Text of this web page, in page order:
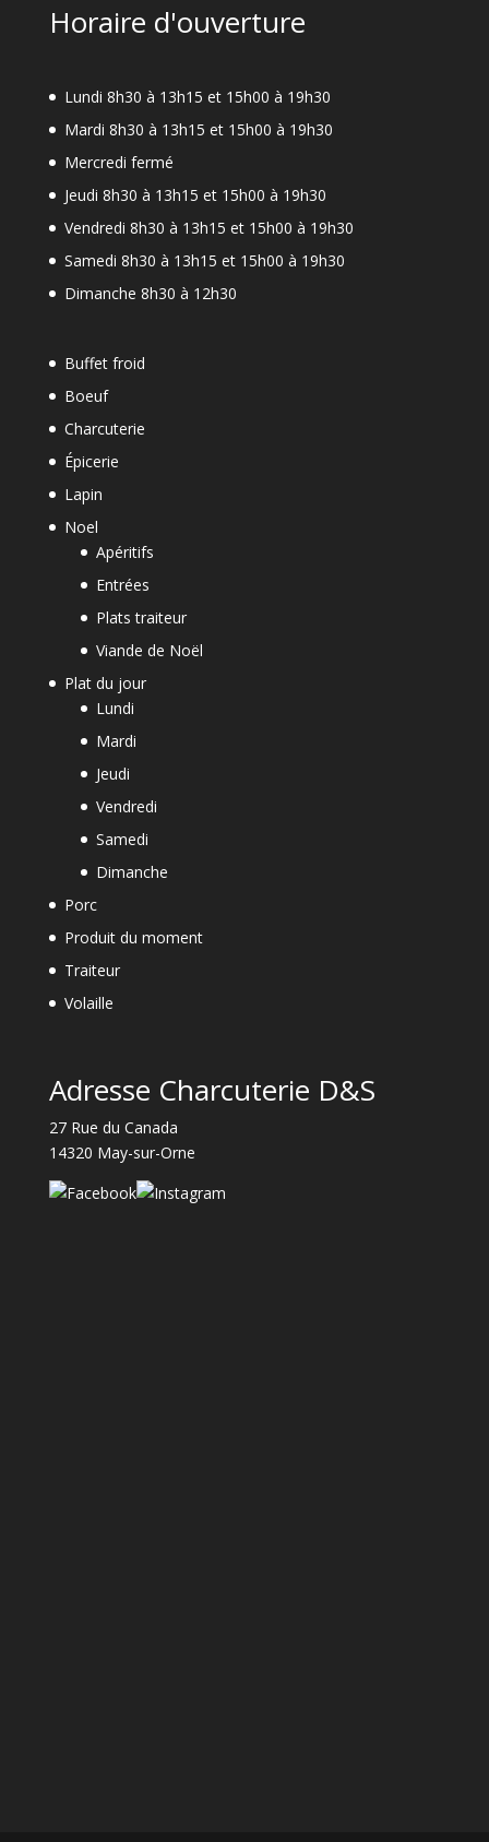
Horaire d'ouverture
Lundi 8h30 à 13h15 et 15h00 à 19h30
Mardi 8h30 à 13h15 et 15h00 à 19h30
Mercredi fermé
Jeudi 8h30 à 13h15 et 15h00 à 19h30
Vendredi 8h30 à 13h15 et 15h00 à 19h30
Samedi 8h30 à 13h15 et 15h00 à 19h30
Dimanche 8h30 à 12h30
Buffet froid
Boeuf
Charcuterie
Épicerie
Lapin
Noel
Apéritifs
Entrées
Plats traiteur
Viande de Noël
Plat du jour
Lundi
Mardi
Jeudi
Vendredi
Samedi
Dimanche
Porc
Produit du moment
Traiteur
Volaille
Adresse Charcuterie D&S
27 Rue du Canada
14320 May-sur-Orne